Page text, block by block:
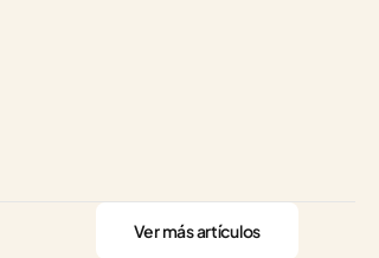
Ver más artículos